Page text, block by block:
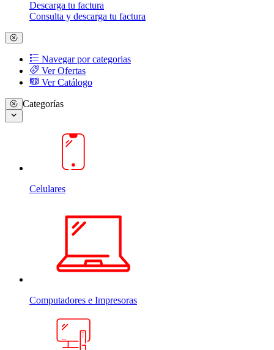
Descarga tu factura
Consulta y descarga tu factura
Navegar por categorias
Ver Ofertas
Ver Catálogo
Categorías
Celulares
Computadores e Impresoras